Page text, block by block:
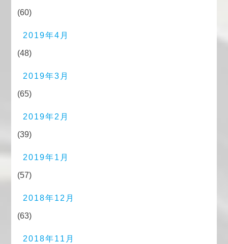
(60)
2019年4月
(48)
2019年3月
(65)
2019年2月
(39)
2019年1月
(57)
2018年12月
(63)
2018年11月